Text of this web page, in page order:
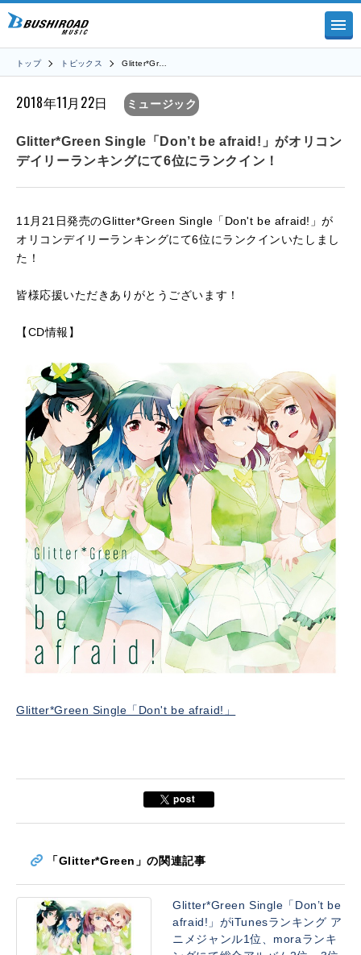
トップ トピックス Glitter*Gr…
2018年11月22日 ミュージック
Glitter*Green Single「Don’t be afraid!」がオリコン
デイリーランキングにて6位にランクイン！
11月21日発売のGlitter*Green Single「Don't be afraid!」が
オリコンデイリーランキングにて6位にランクインいたしまし
た！
皆様応援いただきありがとうございます！
【CD情報】
Glitter*Green Single「Don't be afraid!」
「Glitter*Green」の関連記事
Glitter*Green Single「Don’t be
afraid!」がiTunesランキング ア
ニメジャンル1位、moraランキ